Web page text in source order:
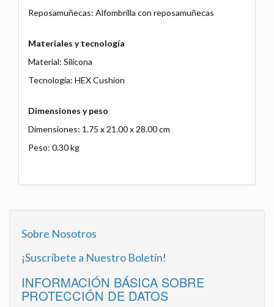
Reposamuñecas: Alfombrilla con reposamuñecas
Materiales y tecnología
Material: Silicona
Tecnología: HEX Cushion
Dimensiones y peso
Dimensiones: 1.75 x 21.00 x 28.00 cm
Peso: 0.30 kg
Sobre Nosotros
¡Suscríbete a Nuestro Boletín!
INFORMACIÓN BÁSICA SOBRE
PROTECCIÓN DE DATOS